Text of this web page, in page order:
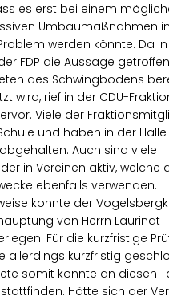
es erst bei einem
Umbaumaßnahmen
werden könnte. Da
FDP die Aussage
des Schwingbodens
wird, rief in der CDU-
Viele der
und haben in der Halle
Auch sind viele
in Vereinen aktiv, welche
ebenfalls verwenden.
konnte der
von Herrn Laurinat
Für die kurzfristige
allerdings kurzfristig
somit konnte an diesen
Hätte sich der